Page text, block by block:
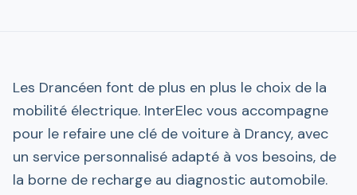
Les Drancéen font de plus en plus le choix de la
mobilité électrique. InterElec vous accompagne
pour le refaire une clé de voiture à Drancy, avec
un service personnalisé adapté à vos besoins, de
la borne de recharge au diagnostic automobile.